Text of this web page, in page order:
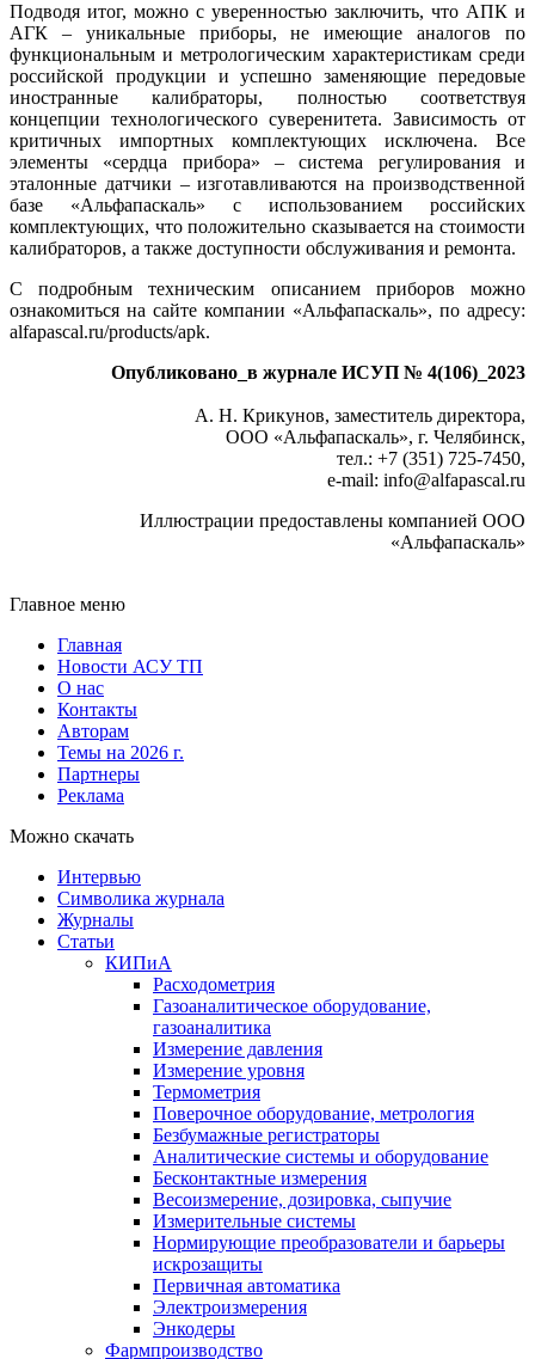
Подводя итог, можно с уверенностью заключить, что АПК и
АГК – уникальные приборы, не имеющие аналогов по
функциональным и метрологическим характеристикам среди
российской продукции и успешно заменяющие передовые
иностранные калибраторы, полностью соответствуя
концепции технологического суверенитета. Зависимость от
критичных импортных комплектующих исключена. Все
элементы «сердца прибора» – система регулирования и
эталонные датчики – изготавливаются на производственной
ба­зе «Альфапаскаль» с использованием российских
комплектующих, что положительно сказывается на стоимости
калибраторов, а также доступности обслуживания и ремонта.
С подробным техническим описанием приборов можно
ознакомиться на сайте компании «Альфапаскаль», по адресу:
alfapascal.ru/products/apk.
Опубликовано_в журнале ИСУП № 4(106)_2023
А. Н. Крикунов, заместитель директора,
ООО «Альфапаскаль», г. Челябинск,
тел.: +7 (351) 725-7450,
e-mail: info@alfapascal.ru
Иллюстрации предоставлены компанией ООО
«Альфапаскаль»
Главное меню
Главная
Новости АСУ ТП
О нас
Контакты
Авторам
Темы на 2026 г.
Партнеры
Реклама
Можно скачать
Интервью
Символика журнала
Журналы
Статьи
КИПиА
Расходометрия
Газоаналитическое оборудование,
газоаналитика
Измерение давления
Измерение уровня
Термометрия
Поверочное оборудование, метрология
Безбумажные регистраторы
Аналитические системы и оборудование
Бесконтактные измерения
Весоизмерение, дозировка, сыпучие
Измерительные системы
Нормирующие преобразователи и барьеры
искрозащиты
Первичная автоматика
Электроизмерения
Энкодеры
Фармпроизводство